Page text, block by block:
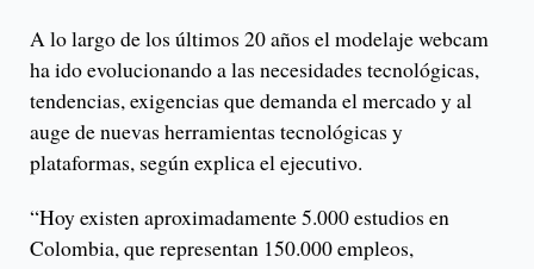
A lo largo de los últimos 20 años el modelaje webcam
ha ido evolucionando a las necesidades tecnológicas,
tendencias, exigencias que demanda el mercado y al
auge de nuevas herramientas tecnológicas y
plataformas, según explica el ejecutivo.
“Hoy existen aproximadamente 5.000 estudios en
Colombia, que representan 150.000 empleos,